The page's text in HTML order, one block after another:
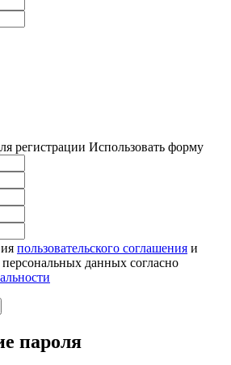
регистрации Использовать форму
пользовательского соглашения и
персональных данных согласно
пароля